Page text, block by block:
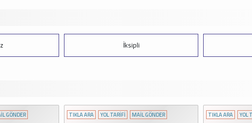
Kargı
MAİL GÖNDER TIKLA ARA YOL TARİFİ MAİL GÖNDER TIKLA ARA